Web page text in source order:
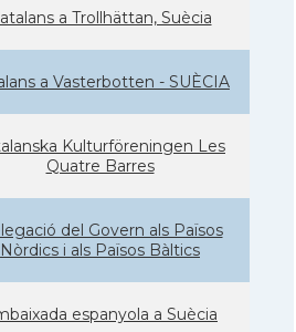
a Trollhättan, Suècia
a Vasterbotten - SUÈCIA
Kulturföreningen Les
Quatre Barres
del Govern als Països
Nòrdics i als Països Bàltics
espanyola a Suècia